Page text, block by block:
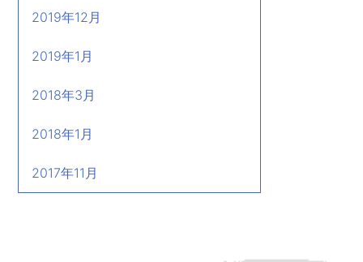
2019年12月
2019年1月
2018年3月
2018年1月
2017年11月